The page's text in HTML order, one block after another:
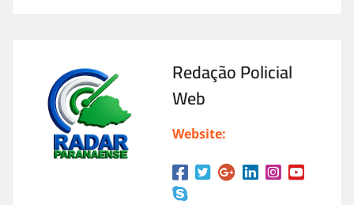
Redação Policial
Web
Website: